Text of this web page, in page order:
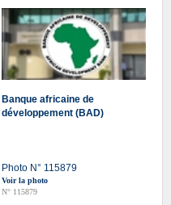
Banque africaine de
développement (BAD)
Photo N° 115879
Voir la photo
N° 115879